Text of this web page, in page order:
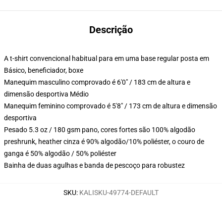
Descrição
A t-shirt convencional habitual para em uma base regular posta em
Básico, beneficiador, boxe
Manequim masculino comprovado é 6'0" / 183 cm de altura e
dimensão desportiva Médio
Manequim feminino comprovado é 5'8" / 173 cm de altura e dimensão
desportiva
Pesado 5.3 oz / 180 gsm pano, cores fortes são 100% algodão
preshrunk, heather cinza é 90% algodão/10% poliéster, o couro de
ganga é 50% algodão / 50% poliéster
Bainha de duas agulhas e banda de pescoço para robustez
SKU: KALISKU-49774-DEFAULT